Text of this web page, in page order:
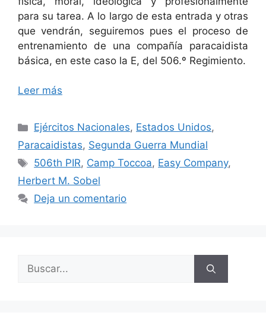
para su tarea. A lo largo de esta entrada y otras
que vendrán, seguiremos pues el proceso de
entrenamiento de una compañía paracaidista
básica, en este caso la E, del 506.º Regimiento.
Leer más
Categorías
Ejércitos Nacionales, Estados Unidos,
Paracaidistas, Segunda Guerra Mundial
Etiquetas
506th PIR, Camp Toccoa, Easy Company,
Herbert M. Sobel
Deja un comentario
Buscar: